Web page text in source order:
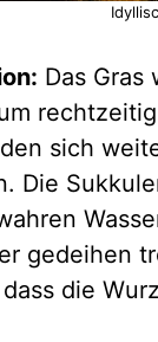
Das
sich
Die
gedeihen
die